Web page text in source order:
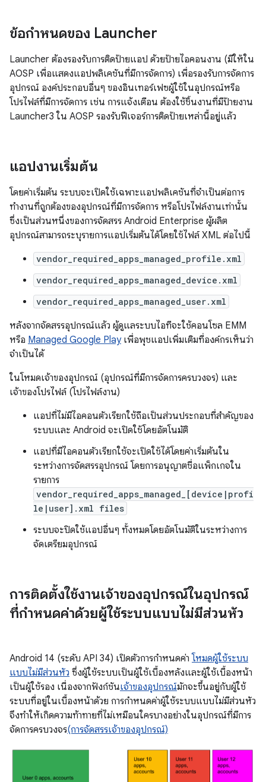
ข้อกำหนดของ Launcher
Launcher ต้องรองรับการติดป้ายแอป ด้วยป้ายไอคอนงาน (มีให้ใน
AOSP เพื่อแสดงแอปพลิเคชันที่มีการจัดการ) เพื่อรองรับการจัดการ
อุปกรณ์ องค์ประกอบอื่นๆ ของอินเทอร์เฟซผู้ใช้ในอุปกรณ์หรือ
โปรไฟล์ที่มีการจัดการ เช่น การแจ้งเตือน ต้องใช้ชิ้นงานที่มีป้ายงาน
Launcher3 ใน AOSP รองรับฟีเจอร์การติดป้ายเหล่านี้อยู่แล้ว
แอปงานเริ่มต้น
โดยค่าเริ่มต้น ระบบจะเปิดใช้เฉพาะแอปพลิเคชันที่จำเป็นต่อการ
ทำงานที่ถูกต้องของอุปกรณ์ที่มีการจัดการ หรือโปรไฟล์งานเท่านั้น
ซึ่งเป็นส่วนหนึ่งของการจัดสรร Android Enterprise ผู้ผลิต
อุปกรณ์สามารถระบุรายการแอปเริ่มต้นได้โดยใช้ไฟล์ XML ต่อไปนี้
vendor_required_apps_managed_profile.xml
vendor_required_apps_managed_device.xml
vendor_required_apps_managed_user.xml
หลังจากจัดสรรอุปกรณ์แล้ว ผู้ดูแลระบบไอทีจะใช้คอนโซล EMM
หรือ Managed Google Playเพื่อพุชแอปเพิ่มเติมที่องค์กรเห็นว่า
จำเป็นได้
ในโหมดเจ้าของอุปกรณ์ (อุปกรณ์ที่มีการจัดการครบวงจร) และ
เจ้าของโปรไฟล์ (โปรไฟล์งาน)
แอปที่ไม่มีไอคอนตัวเรียกใช้ถือเป็นส่วนประกอบที่สำคัญของ
ระบบและ Android จะเปิดใช้โดยอัตโนมัติ
แอปที่มีไอคอนตัวเรียกใช้จะเปิดใช้ได้โดยค่าเริ่มต้นใน
ระหว่างการจัดสรรอุปกรณ์ โดยการอนุญาตชื่อแพ็กเกจใน
รายการ
vendor_required_apps_managed_[device|profi
le|user].xml files
ระบบจะปิดใช้แอปอื่นๆ ทั้งหมดโดยอัตโนมัติในระหว่างการ
จัดเตรียมอุปกรณ์
การติดตั้งใช้งานเจ้าของอุปกรณ์ในอุปกรณ์
ที่กำหนดค่าด้วยผู้ใช้ระบบแบบไม่มีส่วนหัว
Android 14 (ระดับ API 34) เปิดตัวการกำหนดค่า โหมดผู้ใช้ระบบ
แบบไม่มีส่วนหัว ซึ่งผู้ใช้ระบบเป็นผู้ใช้เบื้องหลังและผู้ใช้เบื้องหน้า
เป็นผู้ใช้รอง เนื่องจากฟังก์ชันเจ้าของอุปกรณ์มักจะขึ้นอยู่กับผู้ใช้
ระบบที่อยู่ในเบื้องหน้าด้วย การกำหนดค่าผู้ใช้ระบบแบบไม่มีส่วนหัว
จึงทำให้เกิดความท้าทายที่ไม่เหมือนใครบางอย่างในอุปกรณ์ที่มีการ
จัดการครบวงจร(การจัดสรรเจ้าของอุปกรณ์)